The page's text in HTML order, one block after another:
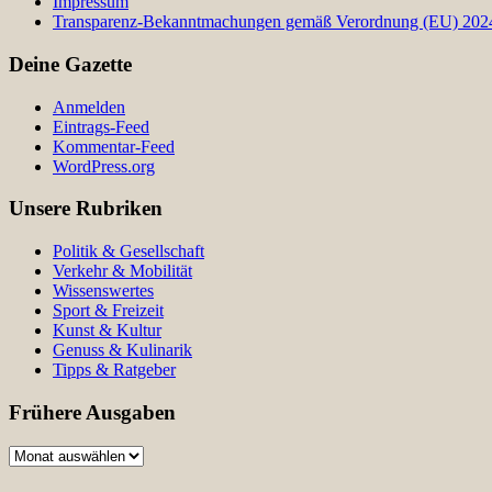
Transparenz-Bekanntmachungen gemäß Verordnung (EU)
Deine Gazette
Anmelden
Eintrags-Feed
Kommentar-Feed
WordPress.org
Unsere Rubriken
Politik & Gesellschaft
Verkehr & Mobilität
Wissenswertes
Sport & Freizeit
Kunst & Kultur
Genuss & Kulinarik
Tipps & Ratgeber
Frühere Ausgaben
Frühere